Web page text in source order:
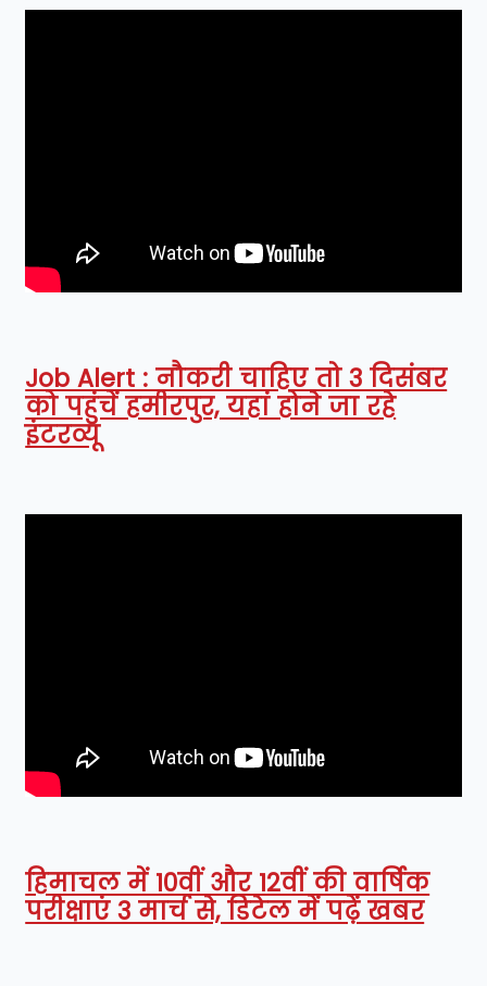
Job Alert : नौकरी चाहिए तो 3 दिसंबर
को पहुंचें हमीरपुर, यहां होने जा रहे
इंटरव्यू
हिमाचल में 10वीं और 12वीं की वार्षिक
परीक्षाएं 3 मार्च से, डिटेल में पढ़ें खबर